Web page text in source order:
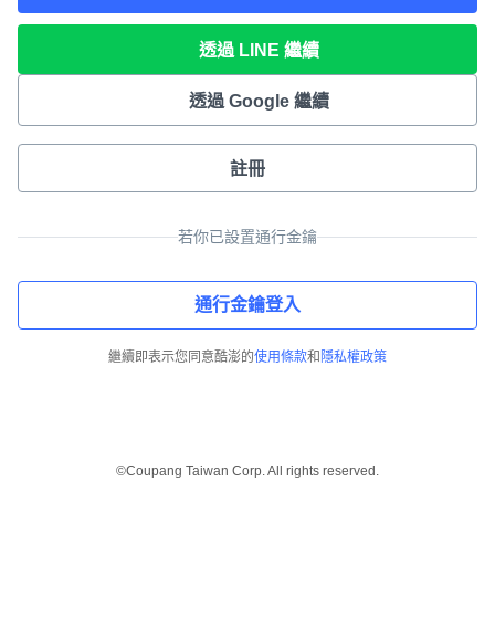
透過 LINE 繼續
透過 Google 繼續
註冊
若你已設置通行金鑰
通行金鑰登入
繼續即表示您同意酷澎的使用條款和 隱私權政策
©Coupang Taiwan Corp. All rights reserved.